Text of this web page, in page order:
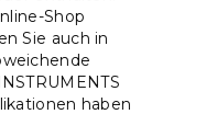
Shop
Sie auch in
haben